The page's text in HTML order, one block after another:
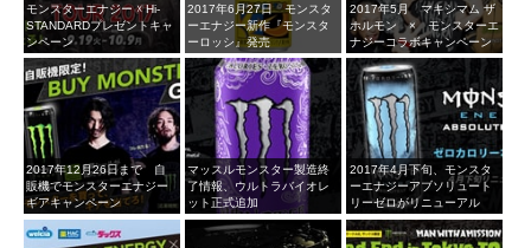
モンスターエナジー ☓ Hi-
STANDARDプレゼントキャ
ンペーン
2017年6月27日 モンスタ
ーエナジー新作『モンスタ
ーロッシ』発売
2017年5月 マキシマム ザ
ホルモン × モンスターエ
ナジーコラボキャンペーン
2017年12月26日まで 自
販機でモンスターエナジー
ギアキャンペーン
マッスルモンスター製造終
了情報、ウルトラバイオレ
ット正式追加
2017年4月下旬、モンスタ
ーエナジーアブソリュート
リーゼロがリニューアル